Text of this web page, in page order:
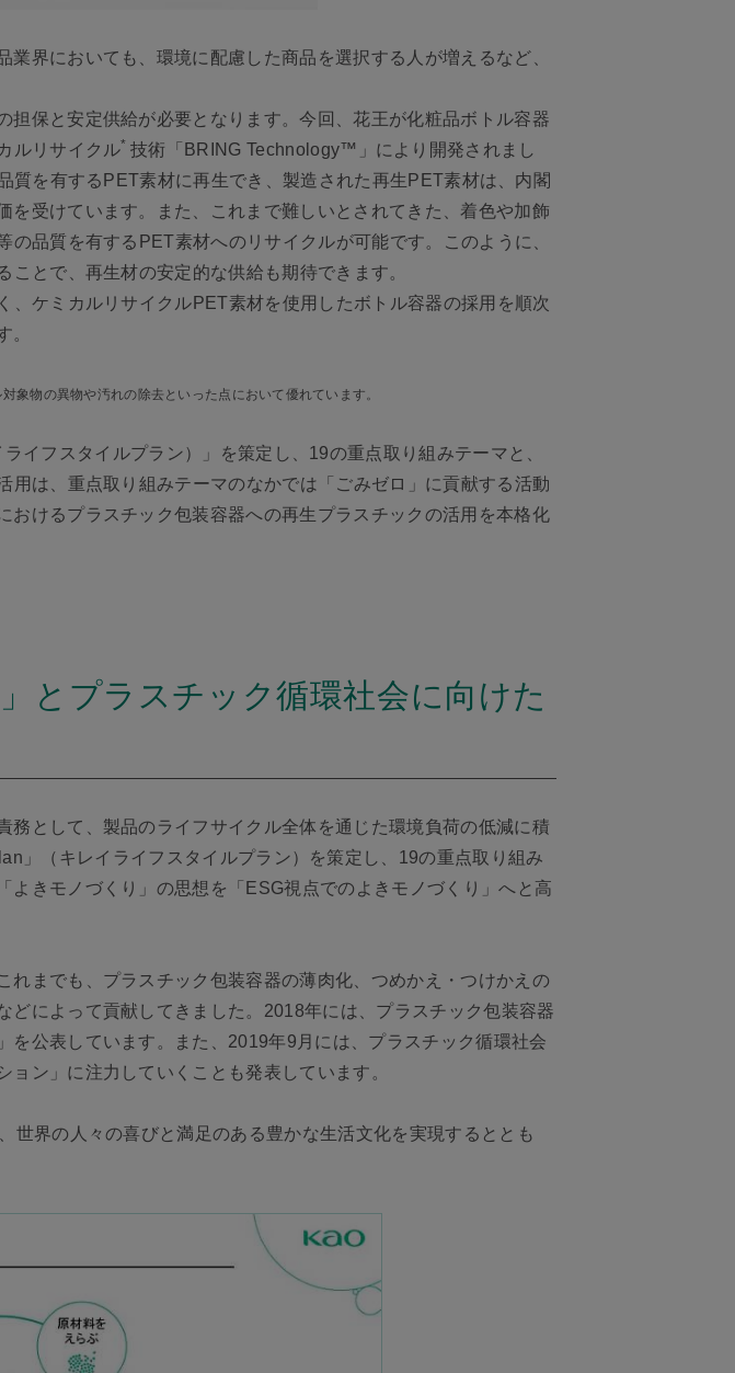
界においても、環境に配慮した商品を選択する人が増えるなど、
保と安定供給が必要となります。今回、花王が化粧品ボトル容器
ルリサイクル*技術「BRING Technology™」により開発されまし
を有するPET素材に再生でき、製造された再生PET素材は、内閣
受けています。また、これまで難しいとされてきた、着色や加飾
品質を有するPET素材へのリサイクルが可能です。このように、
とで、再生材の安定的な供給も期待できます。
ケミカルリサイクルPET素材を使用したボトル容器の採用を順次
。
象物の異物や汚れの除去といった点において優れています。
フスタイルプラン）」を策定し、19の重点取り組みテーマと、
は、重点取り組みテーマのなかでは「ごみゼロ」に貢献する活動
けるプラスチック包装容器への再生プラスチックの活用を本格化
とプラスチック循環社会に向けた
として、製品のライフサイクル全体を通じた環境負荷の低減に積
」（キレイライフスタイルプラン）を策定し、19の重点取り組み
きモノづくり」の思想を「ESG視点でのよきモノづくり」へと高
までも、プラスチック包装容器の薄肉化、つめかえ・つけかえの
によって貢献してきました。2018年には、プラスチック包装容器
公表しています。また、2019年9月には、プラスチック循環社会
ン」に注力していくことも発表しています。
界の人々の喜びと満足のある豊かな生活文化を実現するととも